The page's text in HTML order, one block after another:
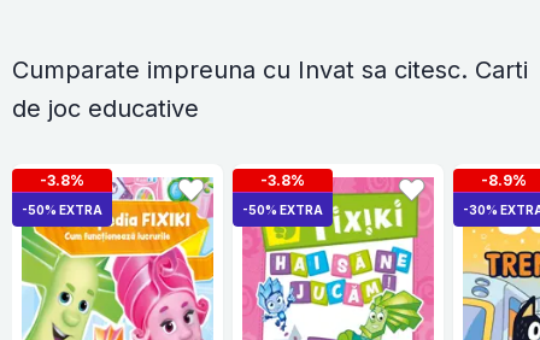
Cumparate impreuna cu Invat sa citesc. Carti
de joc educative
-3.8%
-50% EXTRA
-3.8%
-50% EXTRA
-8.9%
-30%